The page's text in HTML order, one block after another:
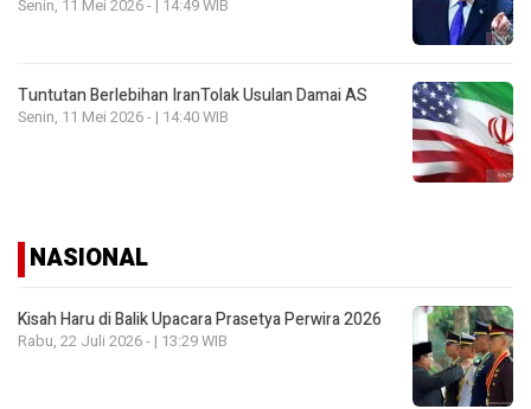
Senin, 11 Mei 2026 - | 14:49 WIB
Tuntutan Berlebihan IranTolak Usulan Damai AS
Senin, 11 Mei 2026 - | 14:40 WIB
NASIONAL
Kisah Haru di Balik Upacara Prasetya Perwira 2026
Rabu, 22 Juli 2026 - | 13:29 WIB